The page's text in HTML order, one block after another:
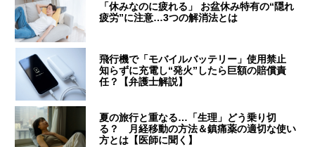
「休みなのに疲れる」 お盆休み特有の“隠れ
疲労”に注意…3つの解消法とは
飛行機で「モバイルバッテリー」使用禁止
知らずに充電し“発火”したら巨額の賠償責
任？【弁護士解説】
夏の旅行と重なる…「生理」どう乗り切
る？ 月経移動の方法＆鎮痛薬の適切な使い
方とは【医師に聞く】